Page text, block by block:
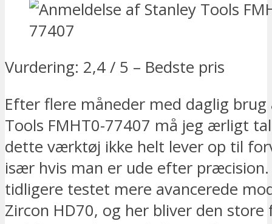
Vurdering: 2,4 / 5 – Bedste pris
Efter flere måneder med daglig brug
Tools FMHT0-77407 må jeg ærligt
dette værktøj ikke helt lever op til
især hvis man er ude efter præcision.
tidligere testet mere avancerede
Zircon HD70, og her bliver den store